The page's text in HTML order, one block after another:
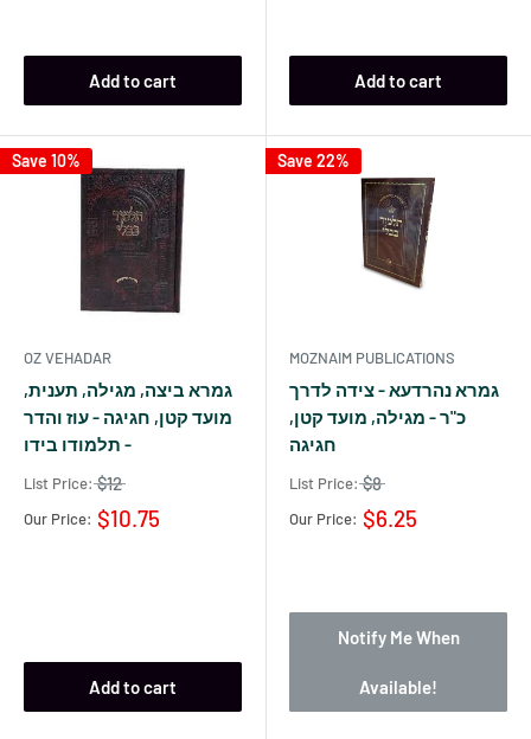
Add to cart Add to cart
Save 10%
OZ VEHADAR
גמרא ביצה, מגילה, תענית,
מועד קטן, חגיגה - עוז והדר
- תלמודו בידו
List Price: $12
Our Price: $10.75
Add to cart
Save 22%
MOZNAIM PUBLICATIONS
גמרא נהרדעא - צידה לדרך
כ"ר - מגילה, מועד קטן,
חגיגה
List Price: $8
Our Price: $6.25
Notify Me When
Available!